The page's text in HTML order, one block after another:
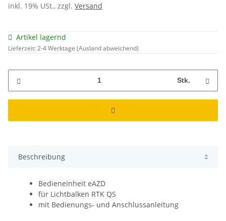
inkl. 19% USt., zzgl. Versand
Artikel lagernd
Lieferzeit:2-4 Werktage (Ausland abweichend)
Stk.
Beschreibung
Bedieneinheit eAZD
für Lichtbalken RTK QS
mit Bedienungs- und Anschlussanleitung